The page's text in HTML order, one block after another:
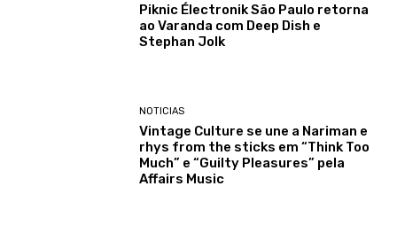
Piknic Électronik São Paulo retorna
ao Varanda com Deep Dish e
Stephan Jolk
NOTICIAS
Vintage Culture se une a Nariman e
rhys from the sticks em “Think Too
Much” e “Guilty Pleasures” pela
Affairs Music